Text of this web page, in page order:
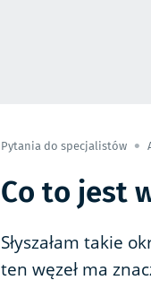
Pytania do specjalistów
Co to jest
Słyszałam takie
ten węzeł ma